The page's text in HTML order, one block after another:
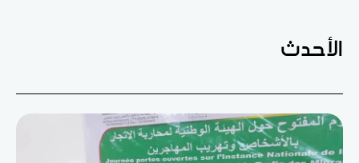
الأحدث